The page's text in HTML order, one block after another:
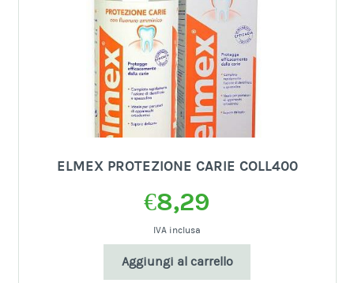
ELMEX PROTEZIONE CARIE COLL400
€8,29
IVA inclusa
Aggiungi al carrello